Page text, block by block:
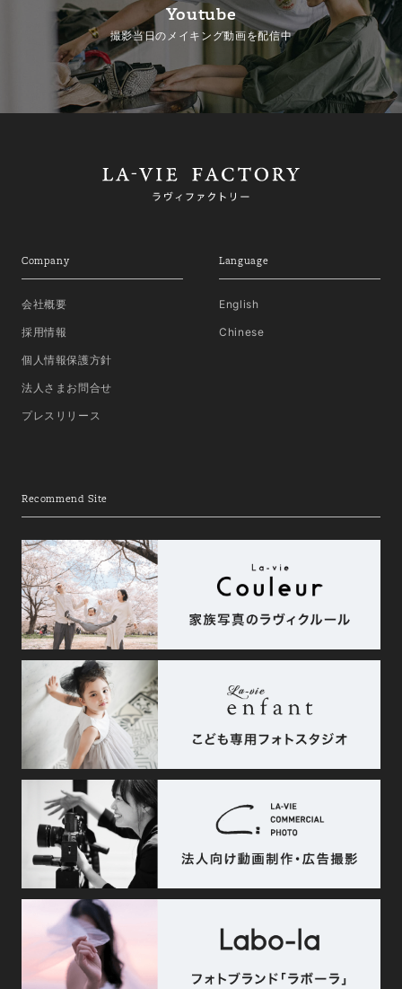
Youtube
撮影当日のメイキング動画を配信中
Company
会社概要
採用情報
個人情報保護方針
法人さまお問合せ
プレスリリース
Language
English
Chinese
Recommend Site